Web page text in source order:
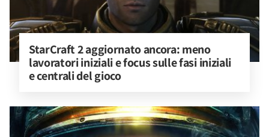
StarCraft 2 aggiornato ancora: meno
lavoratori iniziali e focus sulle fasi iniziali
e centrali del gioco